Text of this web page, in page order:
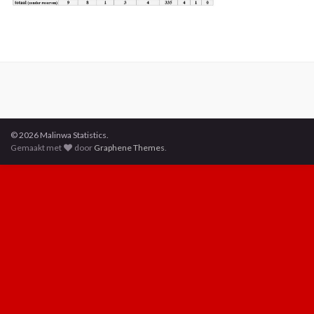
© 2026 Malinwa Statistics.
Gemaakt met
door Graphene Themes.